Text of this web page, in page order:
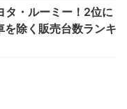
タ・ルーミー！2位に
除く販売台数ランキ